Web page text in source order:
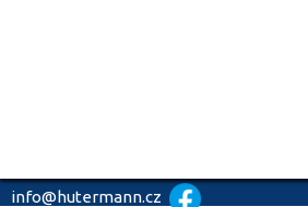
info@hutermann.cz